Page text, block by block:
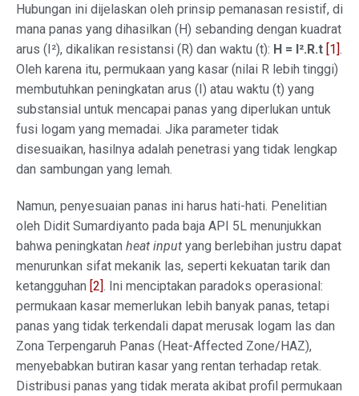
Hubungan ini dijelaskan oleh prinsip pemanasan resistif, di
mana panas yang dihasilkan (H) sebanding dengan kuadrat
arus (I²), dikalikan resistansi (R) dan waktu (t): H = I².R.t [1].
Oleh karena itu, permukaan yang kasar (nilai R lebih tinggi)
membutuhkan peningkatan arus (I) atau waktu (t) yang
substansial untuk mencapai panas yang diperlukan untuk
fusi logam yang memadai. Jika parameter tidak
disesuaikan, hasilnya adalah penetrasi yang tidak lengkap
dan sambungan yang lemah.
Namun, penyesuaian panas ini harus hati-hati. Penelitian
oleh Didit Sumardiyanto pada baja API 5L menunjukkan
bahwa peningkatan heat input yang berlebihan justru dapat
menurunkan sifat mekanik las, seperti kekuatan tarik dan
ketangguhan [2]. Ini menciptakan paradoks operasional:
permukaan kasar memerlukan lebih banyak panas, tetapi
panas yang tidak terkendali dapat merusak logam las dan
Zona Terpengaruh Panas (Heat-Affected Zone/HAZ),
menyebabkan butiran kasar yang rentan terhadap retak.
Distribusi panas yang tidak merata akibat profil permukaan